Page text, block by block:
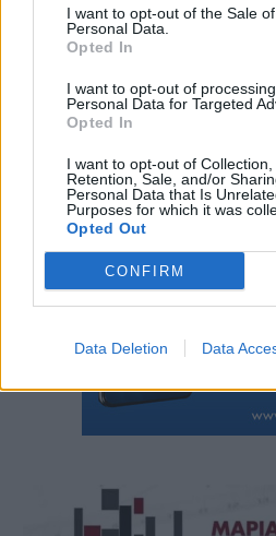
I want to opt-out of the Sale
Personal Data.
Opted In
I want to opt-out of
Personal Data for Targeted
Opted In
I want to opt-out of Collection,
Retention, Sale, and/or
Personal Data that Is
Purposes for which it was
Opted Out
CONFIRM
Data Deletion Data
Μουτσάτσου και δύο μέλη